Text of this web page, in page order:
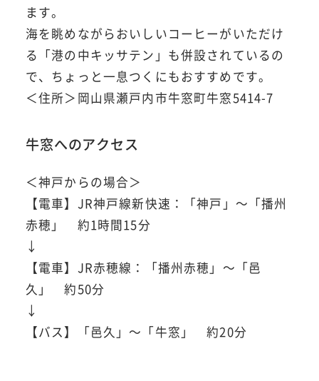
ます。
海を眺めながらおいしいコーヒーがいただけ
る「港の中キッサテン」も併設されているの
で、ちょっと一息つくにもおすすめです。
＜住所＞岡山県瀬戸内市牛窓町牛窓5414-7
牛窓へのアクセス
＜神戸からの場合＞
【電車】JR神戸線新快速：「神戸」～「播州
赤穂」 約1時間15分
↓
【電車】JR赤穂線：「播州赤穂」～「邑
久」 約50分
↓
【バス】「邑久」～「牛窓」 約20分